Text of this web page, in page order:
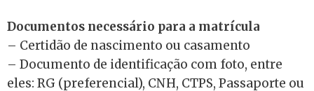
Documentos necessário para a matrícula
– Certidão de nascimento ou casamento
– Documento de identificação com foto, entre
eles: RG (preferencial), CNH, CTPS, Passaporte ou